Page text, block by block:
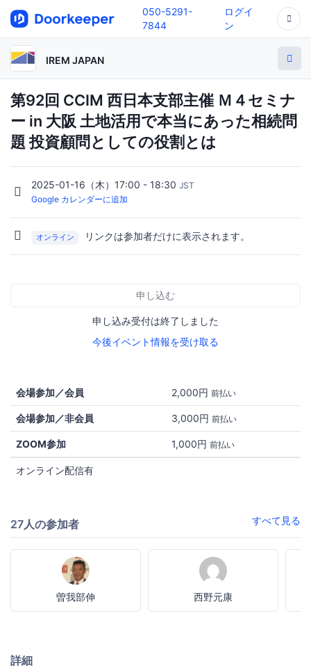
050-5291-
7844
ログイ
ン
IREM JAPAN
第92回 CCIM 西日本支部主催 Ｍ４セミナ
ー in 大阪 土地活用で本当にあった相続問
題 投資顧問としての役割とは
2025-01-16（木）17:00 - 18:30 JST
Google カレンダーに追加
オンライン リンクは参加者だけに表示されます。
申し込む
申し込み受付は終了しました
今後イベント情報を受け取る
会場参加／会員 2,000円 前払い
会場参加／非会員 3,000円 前払い
ZOOM参加 1,000円 前払い
オンライン配信有
27人の参加者 すべて見る
曽我部伸 西野元康
詳細